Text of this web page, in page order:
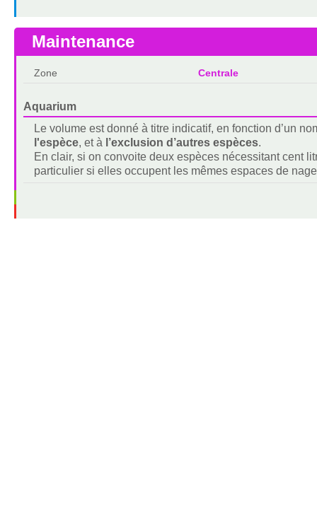
Maintenance
Zone Centrale
Aquarium
Le volume est donné à titre indicatif, en fonction d’un
l'espèce, et à l’exclusion d’autres espèces.
En clair, si on convoite deux espèces nécessitant cent
particulier si elles occupent les mêmes espaces de